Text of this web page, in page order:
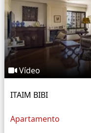
Vídeo
ITAIM BIBI
Apartamento